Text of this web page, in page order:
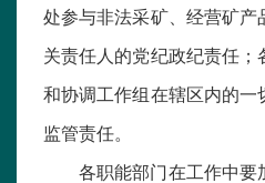
处参与非法采矿、经营矿
关责任人的党纪政纪责任
和协调工作组在辖区内的
监管责任。
各职能部门在工作中要